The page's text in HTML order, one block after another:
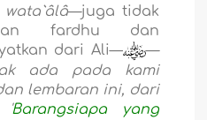
—juga tidak
fardhu dan
dari Ali—
—
ada pada kami
lembaran ini, dari
Barangsiapa yang